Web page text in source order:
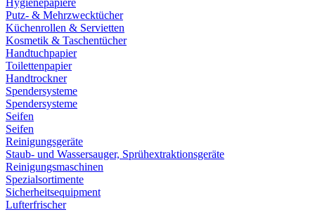
Hygienepapiere
Putz- & Mehrzwecktücher
Küchenrollen & Servietten
Kosmetik & Taschentücher
Handtuchpapier
Toilettenpapier
Handtrockner
Spendersysteme
Spendersysteme
Seifen
Seifen
Reinigungsgeräte
Staub- und Wassersauger, Sprühextraktionsgeräte
Reinigungsmaschinen
Spezialsortimente
Sicherheitsequipment
Lufterfrischer